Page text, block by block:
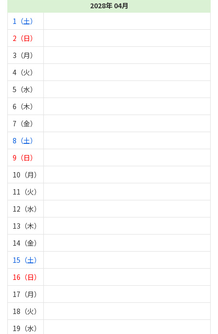
2028年 04月
1（土）
2（日）
3（月）
4（火）
5（水）
6（木）
7（金）
8（土）
9（日）
10（月）
11（火）
12（水）
13（木）
14（金）
15（土）
16（日）
17（月）
18（火）
19（水）